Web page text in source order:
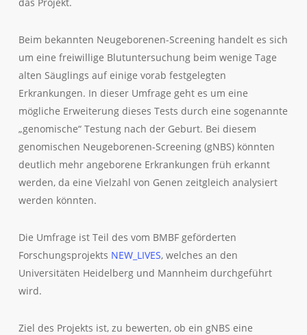
Beim bekannten Neugeborenen-Screening handelt es sich
um eine freiwillige Blutuntersuchung beim wenige Tage
alten Säuglings auf einige vorab festgelegten
Erkrankungen. In dieser Umfrage geht es um eine
mögliche Erweiterung dieses Tests durch eine sogenannte
„genomische“ Testung nach der Geburt. Bei diesem
genomischen Neugeborenen-Screening (gNBS) könnten
deutlich mehr angeborene Erkrankungen früh erkannt
werden, da eine Vielzahl von Genen zeitgleich analysiert
werden könnten.
Die Umfrage ist Teil des vom BMBF geförderten
Forschungsprojekts NEW_LIVES, welches an den
Universitäten Heidelberg und Mannheim durchgeführt
wird.
Ziel des Projekts ist, zu bewerten, ob ein gNBS eine